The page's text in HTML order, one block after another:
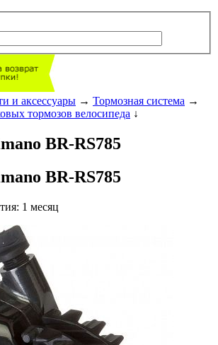
и аксессуары → Тормозная система →
тормозов велосипеда ↓
BR-RS785
BR-RS785
1 месяц